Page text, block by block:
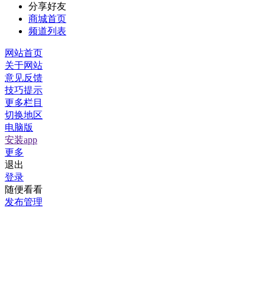
分享好友
商城首页
频道列表
网站首页
关于网站
意见反馈
技巧提示
更多栏目
切换地区
电脑版
安装app
更多
退出
登录
随便看看
发布管理